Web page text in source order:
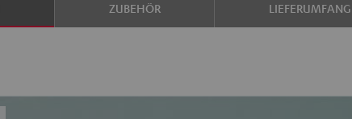
ZUBEHÖR LIEFERUMFANG